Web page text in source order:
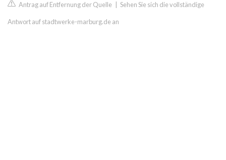
Antrag auf Entfernung der Quelle Sehen Sie sich die vollständige
Antwort auf stadtwerke-marburg.de an